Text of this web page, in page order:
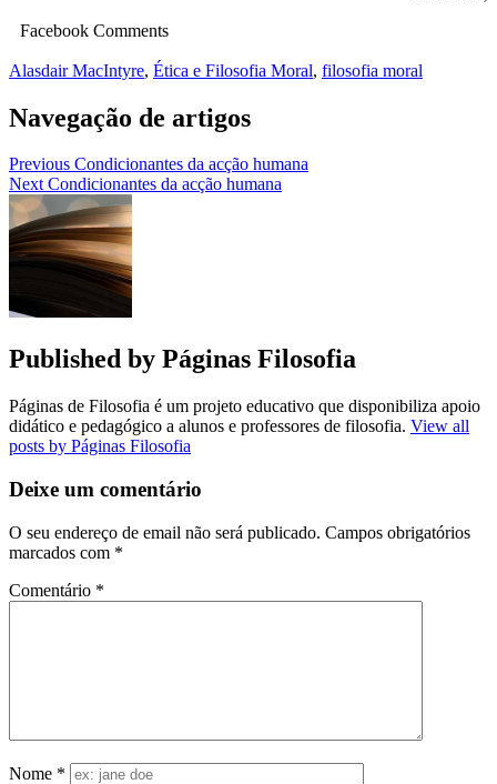
Facebook Comments
Alasdair MacIntyre, Ética e Filosofia Moral, filosofia moral
Navegação de artigos
Previous Condicionantes da acção humana
Next Condicionantes da acção humana
Published by Páginas Filosofia
Páginas de Filosofia é um projeto educativo que disponibiliza apoio
didático e pedagógico a alunos e professores de filosofia. View all
posts by Páginas Filosofia
Deixe um comentário
O seu endereço de email não será publicado. Campos obrigatórios
marcados com *
Comentário *
Nome *